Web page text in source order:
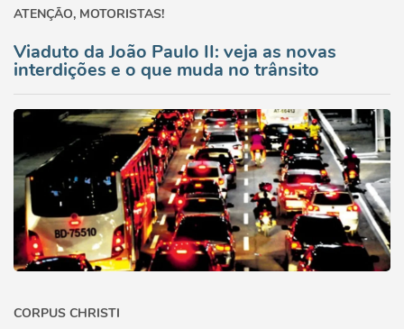
ATENÇÃO, MOTORISTAS!
Viaduto da João Paulo II: veja as novas
interdições e o que muda no trânsito
CORPUS CHRISTI